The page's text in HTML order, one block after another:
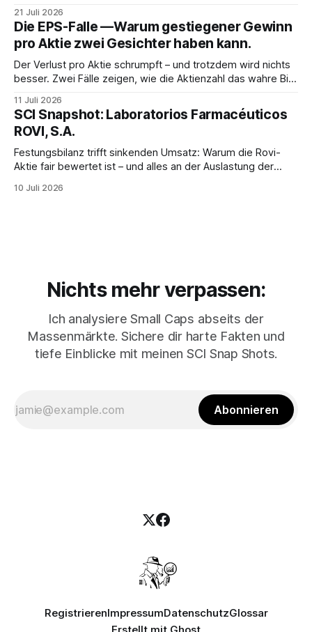
Wende allein an einer Frage hängt: Wachsen die Kosten
langsamer als der Umsatz?
21 Juli 2026
Die EPS-Falle —Warum gestiegener Gewinn
pro Aktie zwei Gesichter haben kann.
Der Verlust pro Aktie schrumpft – und trotzdem wird nichts
besser. Zwei Fälle zeigen, wie die Aktienzahl das wahre Bild
11 Juli 2026
SCI Snapshot: Laboratorios Farmacéuticos
ROVI, S.A.
Festungsbilanz trifft sinkenden Umsatz: Warum die Rovi-
Aktie fair bewertet ist – und alles an der Auslastung der
10 Juli 2026
Nichts mehr verpassen:
Ich analysiere Small Caps abseits der
Massenmärkte. Sichere dir harte Fakten und
tiefe Einblicke mit meinen SCI Snap Shots.
Abonnieren
RegistrierenImpressumDatenschutzGlossar